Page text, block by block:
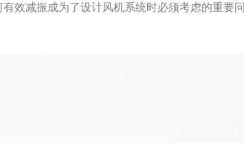
效减振成为了设计风机系统时必须考虑的重要问